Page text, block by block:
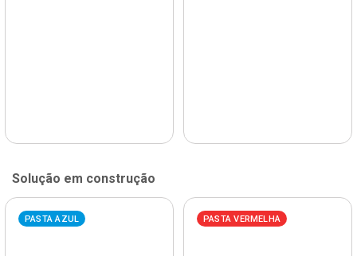
Solução em construção
PASTA AZUL PASTA VERMELHA